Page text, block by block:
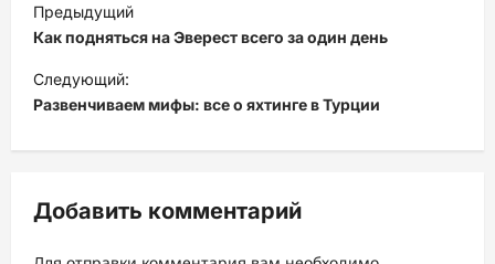
а
в
и
ц
Предыдущий
Как подняться на Эверест всего за один день
Следующий:
Развенчиваем мифы: все о яхтинге в Турции
Добавить комментарий